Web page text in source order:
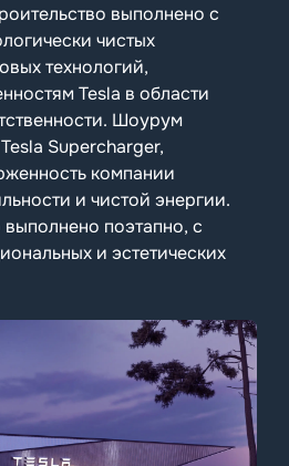
выполнено с
чистых
технологий,
Tesla в области
Шоурум
Supercharger,
компании
и чистой энергии.
поэтапно, с
и эстетических